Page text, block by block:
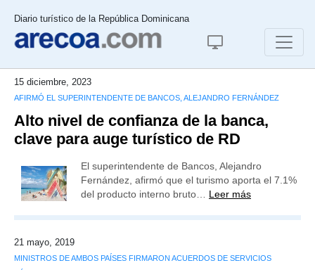
Diario turístico de la República Dominicana
15 diciembre, 2023
AFIRMÓ EL SUPERINTENDENTE DE BANCOS, ALEJANDRO FERNÁNDEZ
Alto nivel de confianza de la banca,
clave para auge turístico de RD
El superintendente de Bancos, Alejandro
Fernández, afirmó que el turismo aporta el 7.1%
del producto interno bruto… Leer más
21 mayo, 2019
MINISTROS DE AMBOS PAÍSES FIRMARON ACUERDOS DE SERVICIOS